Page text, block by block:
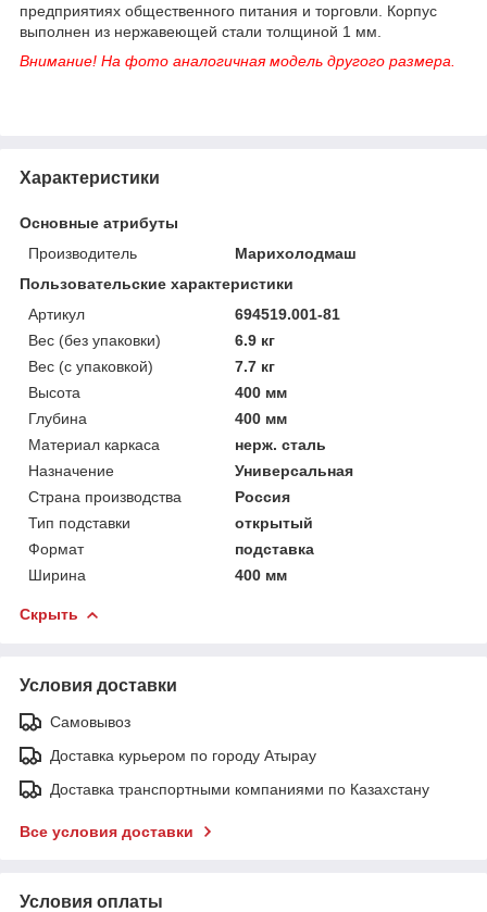
предприятиях общественного питания и торговли. Корпус
выполнен из нержавеющей стали толщиной 1 мм.
Внимание! На фото аналогичная модель другого размера.
Характеристики
Основные атрибуты
Производитель
Марихолодмаш
Пользовательские характеристики
Артикул
694519.001-81
Вес (без упаковки)
6.9 кг
Вес (с упаковкой)
7.7 кг
Высота
400 мм
Глубина
400 мм
Материал каркаса
нерж. сталь
Назначение
Универсальная
Страна производства
Россия
Тип подставки
открытый
Формат
подставка
Ширина
400 мм
Скрыть
Условия доставки
Самовывоз
Доставка курьером по городу Атырау
Доставка транспортными компаниями по Казахстану
Все условия доставки
Условия оплаты